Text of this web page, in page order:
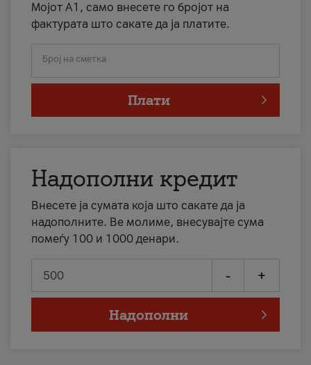
Мојот А1, само внесете го бројот на
фактурата што сакате да ја платите.
Број на сметка
Плати
Надополни кредит
Внесете ја сумата која што сакате да ја
надополните. Ве молиме, внесувајте сума
помеѓу 100 и 1000 денари.
- +
Надополни